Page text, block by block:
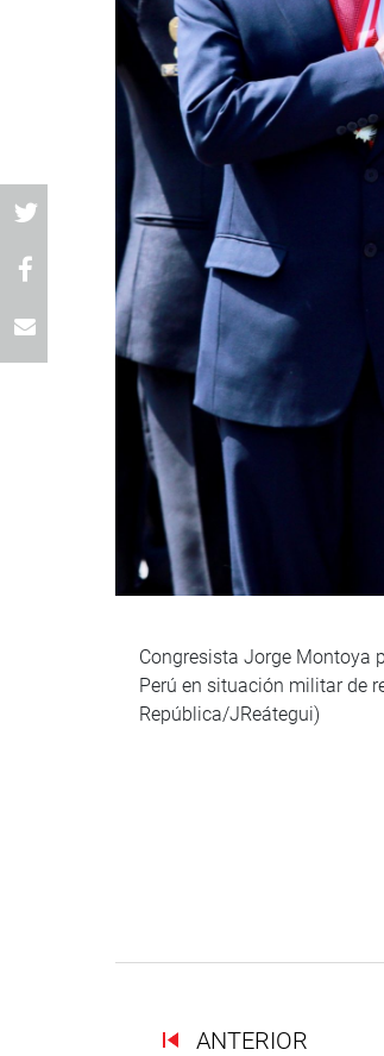
Congresista Jorge Montoya
Perú en situación militar de
República/JReátegui)
ANTERIOR